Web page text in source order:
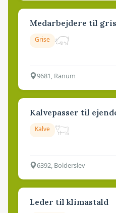
Medarbejdere til
Grise
9681, Ranum
Kalvepasser til
Kalve
6392, Bolderslev
Leder til klimastald